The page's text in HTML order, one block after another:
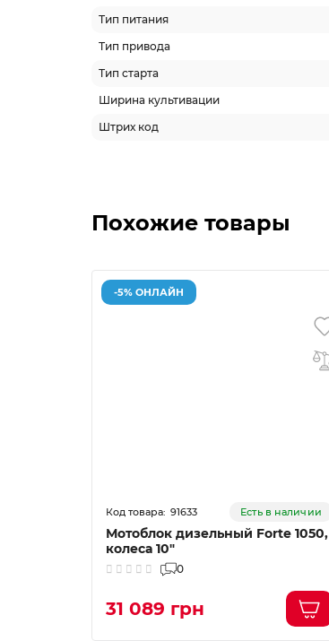
Тип питания
Тип привода
Тип старта
Ширина культивации
Штрих код
Похожие товары
-5% ОНЛАЙН
91633 Есть в наличии
Мотоблок дизельный Forte 1050,
колеса 10"
0
31 089 грн